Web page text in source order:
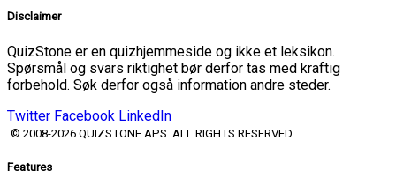
Disclaimer
QuizStone er en quizhjemmeside og ikke et leksikon.
Spørsmål og svars riktighet bør derfor tas med kraftig
forbehold. Søk derfor også information andre steder.
Twitter Facebook LinkedIn
© 2008-2026 QUIZSTONE APS. ALL RIGHTS RESERVED.
Features